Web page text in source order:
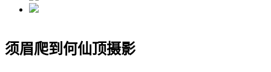
须眉爬到何仙顶摄影